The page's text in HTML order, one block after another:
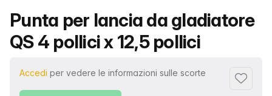
Nome del prodotto
Punta per lancia da gladiatore
QS 4 pollici x 12,5 pollici
Accedi per vedere le informazioni sulle scorte